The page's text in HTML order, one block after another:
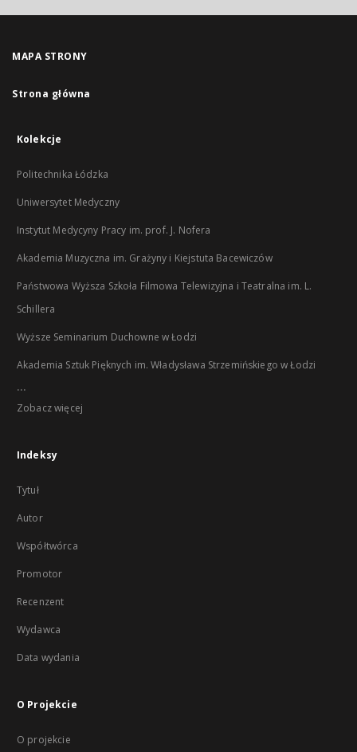
MAPA STRONY
Strona główna
Kolekcje
Politechnika Łódzka
Uniwersytet Medyczny
Instytut Medycyny Pracy im. prof. J. Nofera
Akademia Muzyczna im. Grażyny i Kiejstuta Bacewiczów
Państwowa Wyższa Szkoła Filmowa Telewizyjna i Teatralna im. L.
Schillera
Wyższe Seminarium Duchowne w Łodzi
Akademia Sztuk Pięknych im. Władysława Strzemińskiego w Łodzi
...
Zobacz więcej
Indeksy
Tytuł
Autor
Współtwórca
Promotor
Recenzent
Wydawca
Data wydania
O Projekcie
O projekcie